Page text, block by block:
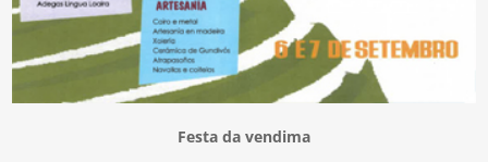
Festa da vendima